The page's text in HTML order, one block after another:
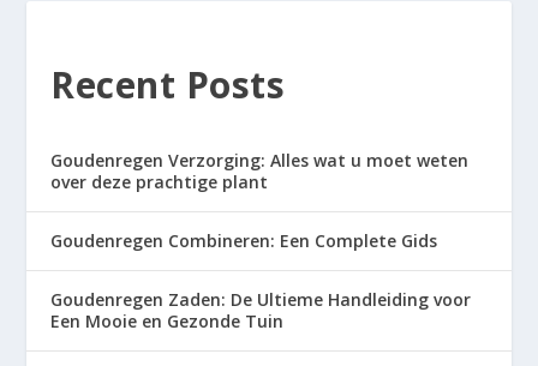
Recent Posts
Goudenregen Verzorging: Alles wat u moet weten
over deze prachtige plant
Goudenregen Combineren: Een Complete Gids
Goudenregen Zaden: De Ultieme Handleiding voor
Een Mooie en Gezonde Tuin